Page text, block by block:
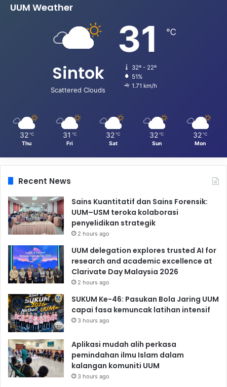
UUM Weather
Sintok
Scattered Clouds
31 ℃
32º - 22º
51%
1.71 km/h
32 ℃
Thu
31 ℃
Fri
32 ℃
Sat
32 ℃
Sun
32 ℃
Mon
Recent News
Sains Kuantitatif dan Sains Forensik:
UUM–USM teroka kolaborasi
penyelidikan strategik
2 hours ago
UUM delegation explores trusted AI for
research and academic excellence at
Clarivate Day Malaysia 2026
2 hours ago
SUKUM Ke-46: Pasukan Bola Jaring UUM
capai fasa kemuncak latihan intensif
3 hours ago
Aplikasi mudah alih perkasa
pemindahan ilmu Islam dalam
kalangan komuniti UUM
3 hours ago